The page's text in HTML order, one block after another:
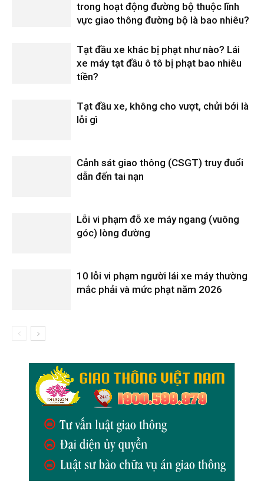
trong hoạt động đường bộ thuộc lĩnh
vực giao thông đường bộ là bao nhiêu?
Tạt đầu xe khác bị phạt như nào? Lái
xe máy tạt đầu ô tô bị phạt bao nhiêu
tiền?
Tạt đầu xe, không cho vượt, chửi bới là
lỗi gì
Cảnh sát giao thông (CSGT) truy đuổi
dẫn đến tai nạn
Lỗi vi phạm đỗ xe máy ngang (vuông
góc) lòng đường
10 lỗi vi phạm người lái xe máy thường
mắc phải và mức phạt năm 2026